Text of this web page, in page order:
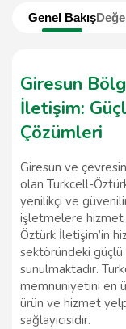
Genel Bakış
Giresun
İletişim:
Çözümleri
Giresun ve
olan Turkcell-
yenilikçi ve
işletmelere hizmet
Öztürk İletişim’in
sektöründeki güçlü
sunulmaktadır.
memnuniyetini en
ürün ve hizmet
sağlayıcısıdır.